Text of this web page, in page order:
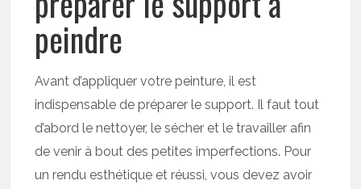
peindre
Avant d’appliquer votre peinture, il est
indispensable de préparer le support. Il faut tout
d’abord le nettoyer, le sécher et le travailler afin
de venir à bout des petites imperfections. Pour
un rendu esthétique et réussi, vous devez avoir